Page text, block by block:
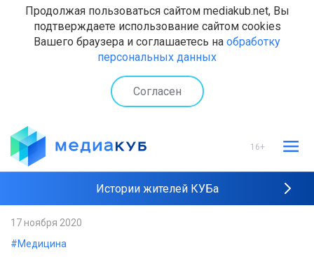
Продолжая пользоваться сайтом mediakub.net, Вы
подтверждаете использование сайтом cookies
Вашего браузера и соглашаетесь на обработку
персональных данных
Согласен
16+
Истории жителей КУБа
17 ноября 2020
#Медицина